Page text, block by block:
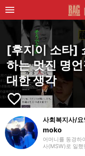
[후지이 소타]
하는 멋진 명
대한 생각
favorite_border
사회복지사/요
moko
어머니를 동경하
사(MSW)로 일